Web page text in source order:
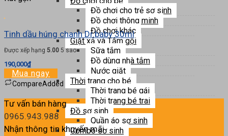
Đồ chơi cho trẻ sơ sinh
Đồ chơi thông minh
Đồ chơi khác
Giặt xả và Tắm gội
Sữa tắm
Đồ dùng nhà tắm
Nước giặt
Thời trang cho bé
Thời trang bé gái
Thời trang bé trai
Đồ sơ sinh
Quần áo sơ sinh
Combo sơ sinh
Tinh dầu húng chanh Dr.baby 30ml
Được xếp hạng 5.00 5 sao
190,000₫
Mua ngay
CompareAdded
Tư vấn bán hàng
0965.943.988
Nhận thông tin khuyến mãi